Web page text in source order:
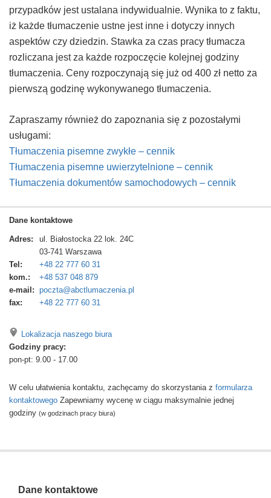
przypadków jest ustalana indywidualnie. Wynika to z faktu,
iż każde tłumaczenie ustne jest inne i dotyczy innych
aspektów czy dziedzin. Stawka za czas pracy tłumacza
rozliczana jest za każde rozpoczęcie kolejnej godziny
tłumaczenia. Ceny rozpoczynają się już od 400 zł netto za
pierwszą godzinę wykonywanego tłumaczenia.
Zapraszamy również do zapoznania się z pozostałymi
usługami:
Tłumaczenia pisemne zwykłe – cennik
Tłumaczenia pisemne uwierzytelnione – cennik
Tłumaczenia dokumentów samochodowych – cennik
Dane kontaktowe
Adres:
ul. Białostocka 22 lok. 24C
03-741 Warszawa
Tel:
+48 22 777 60 31
kom.:
+48 537 048 879
e-mail: poczta@abctlumaczenia.pl
fax:
+48 22 777 60 31
Lokalizacja naszego biura
Godziny pracy:
pon-pt: 9.00 - 17.00
W celu ułatwienia kontaktu, zachęcamy do skorzystania z formularza
kontaktowego Zapewniamy wycenę w ciągu maksymalnie jednej
godziny (w godzinach pracy biura)
Dane kontaktowe